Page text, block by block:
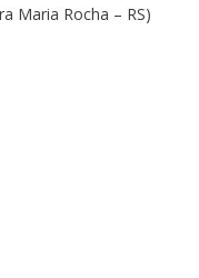
Maria Rocha – RS)